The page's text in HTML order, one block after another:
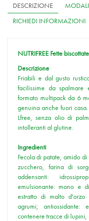
DESCRIZIONE
RICHIEDI INFORMAZIONI
NUTRIFREE Fette
Descrizione
Friabili e dal gusto
facilissime da
formato multipack da 6
genuina anche fuori
Lfree, senza olio di
intolleranti al glutine.
Ingredienti
Fecola di patate, amido
zucchero, farina di
addensanti:
emulsionante: mono e
estratto di malto
agrumi; antiossidante:
contenere tracce di lupini,